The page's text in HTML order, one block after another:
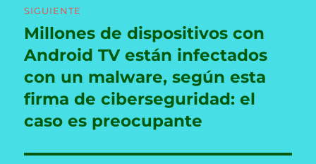
SIGUIENTE
Entrada
siguiente:
Millones de dispositivos con
Android TV están infectados
con un malware, según esta
firma de ciberseguridad: el
caso es preocupante